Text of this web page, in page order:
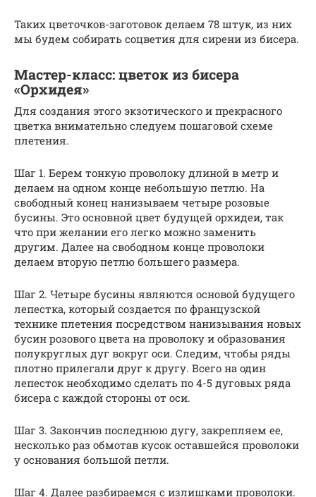
Таких цветочков-заготовок делаем 78 штук, из них
мы будем собирать соцветия для сирени из бисера.
Мастер-класс: цветок из бисера
«Орхидея»
Для создания этого экзотического и прекрасного
цветка внимательно следуем пошаговой схеме
плетения.
Шаг 1. Берем тонкую проволоку длиной в метр и
делаем на одном конце небольшую петлю. На
свободный конец нанизываем четыре розовые
бусины. Это основной цвет будущей орхидеи, так
что при желании его легко можно заменить
другим. Далее на свободном конце проволоки
делаем вторую петлю большего размера.
Шаг 2. Четыре бусины являются основой будущего
лепестка, который создается по французской
технике плетения посредством нанизывания новых
бусин розового цвета на проволоку и образования
полукруглых дуг вокруг оси. Следим, чтобы ряды
плотно прилегали друг к другу. Всего на один
лепесток необходимо сделать по 4-5 дуговых ряда
бисера с каждой стороны от оси.
Шаг 3. Закончив последнюю дугу, закрепляем ее,
несколько раз обмотав кусок оставшейся проволоки
у основания большой петли.
Шаг 4. Далее разбираемся с излишками проволоки.